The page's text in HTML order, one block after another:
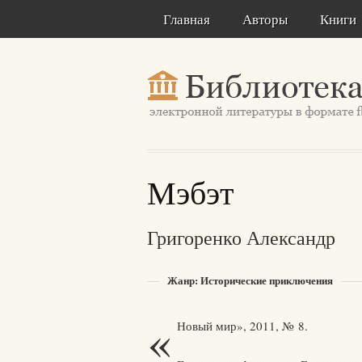
Главная Авторы Книги
Мэбэт
Григоренко Александр
Жанр: Исторические приключения
« Новый мир», 2011, № 8.